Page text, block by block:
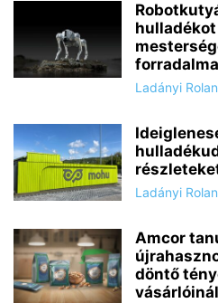
Ladányi
Ladányi
Amcor
döntő
vásárlóinál